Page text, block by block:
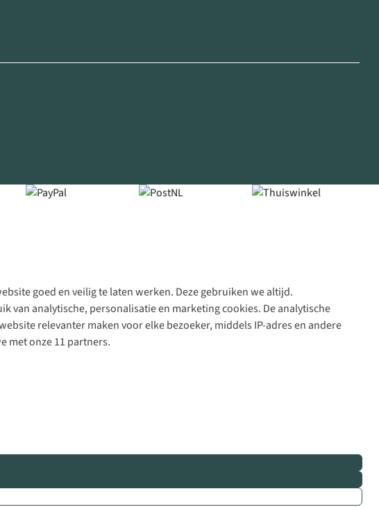
goed en veilig te laten werken. Deze gebruiken we altijd.
van analytische, personalisatie en marketing cookies. De analytische
relevanter maken voor elke bezoeker, middels IP-adres en andere
met onze 11 partners.
Bever
B.V.